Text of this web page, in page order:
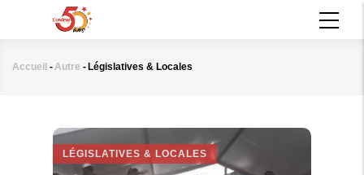
principal
Fil
Accueil -Autre - Législatives & Locales
LÉGISLATIVES & LOCALES